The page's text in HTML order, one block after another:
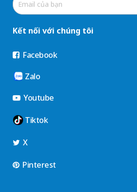
Kết nối với chúng tôi
Facebook
Zalo
Youtube
Tiktok
X
Pinterest